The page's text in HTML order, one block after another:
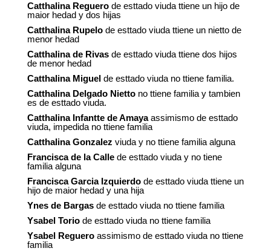
Catthalina Reguerode esttado viuda ttiene un hijo de
maior hedad y dos hijas
Catthalina Rupelode esttado viuda ttiene un nietto de
menor hedad
Catthalina de Rivasde esttado viuda ttiene dos hijos
de menor hedad
Catthalina Miguelde esttado viuda no ttiene familia.
Catthalina Delgado Niettono ttiene familia y tambien
es de esttado viuda.
Catthalina Infantte de Amayaassimismo de esttado
viuda, impedida no ttiene familia
Catthalina Gonzalez viuda y no ttiene familia alguna
Francisca de la Callede esttado viuda y no tiene
familia alguna
Francisca Garcia Izquierdode esttado viuda ttiene un
hijo de maior hedad y una hija
Ynes de Bargasde esttado viuda no ttiene familia
Ysabel Toriode esttado viuda no ttiene familia
Ysabel Regueroassimismo de esttado viuda no ttiene
familia